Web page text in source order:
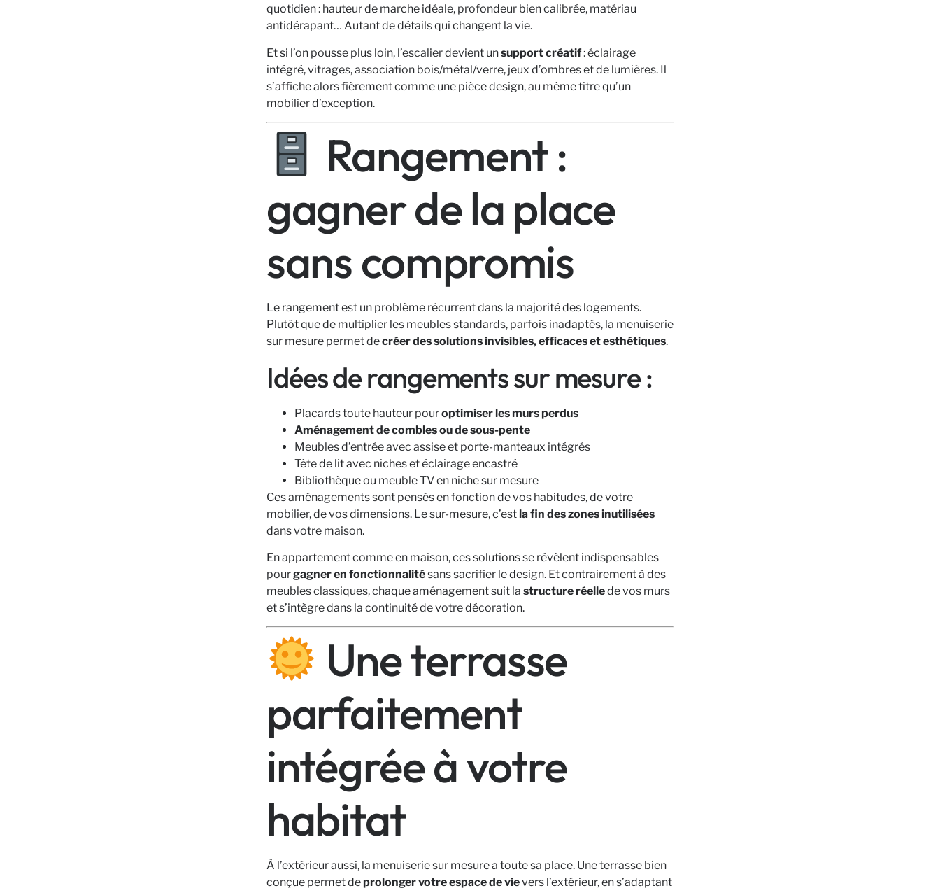
quotidien : hauteur de marche idéale, profondeur bien calibrée, matériau
antidérapant… Autant de détails qui changent la vie.
Et si l’on pousse plus loin, l’escalier devient unsupport créatif: éclairage
intégré, vitrages, association bois/métal/verre, jeux d’ombres et de lumières. Il
s’affiche alors fièrement comme une pièce design, au même titre qu’un
mobilier d’exception.
Rangement :
gagner de la place
sans compromis
Le rangement est un problème récurrent dans la majorité des logements.
Plutôt que de multiplier les meubles standards, parfois inadaptés, la menuiserie
sur mesure permet decréer des solutions invisibles, efficaces et esthétiques.
Idées de rangements sur mesure :
Placards toute hauteur pouroptimiser les murs perdus
Aménagement de combles ou de sous-pente
Meubles d’entrée avec assise et porte-manteaux intégrés
Tête de lit avec niches et éclairage encastré
Bibliothèque ou meuble TV en niche sur mesure
Ces aménagements sont pensés en fonction de vos habitudes, de votre
mobilier, de vos dimensions. Le sur-mesure, c’estla fin des zones inutilisées
dans votre maison.
En appartement comme en maison, ces solutions se révèlent indispensables
pourgagner en fonctionnalitésans sacrifier le design. Et contrairement à des
meubles classiques, chaque aménagement suit la structure réellede vos murs
et s’intègre dans la continuité de votre décoration.
Une terrasse
parfaitement
intégrée à votre
habitat
À l’extérieur aussi, la menuiserie sur mesure a toute sa place. Une terrasse bien
conçue permet deprolonger votre espace de vievers l’extérieur, en s’adaptant